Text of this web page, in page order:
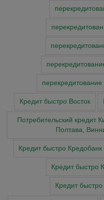
Кредит быстро Восток
Потребительский кредит
Полтава,
Кредит быстро Кредобанк
Кредит быстро
Кредит